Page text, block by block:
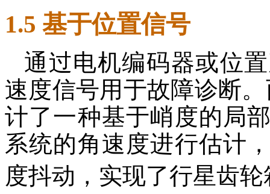
1.5 基于位置信号
通过电机编码器或位
速度信号用于故障诊断
计了一种基于峭度的局
系统的角速度进行估计
度抖动，实现了行星齿